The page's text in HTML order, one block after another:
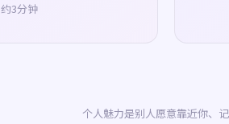
约3分钟
个人魅力是别人愿意靠近你、